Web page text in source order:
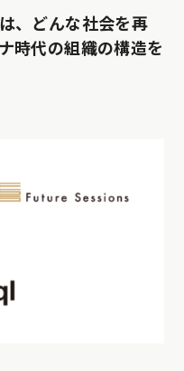
、どんな社会を再
時代の組織の構造を